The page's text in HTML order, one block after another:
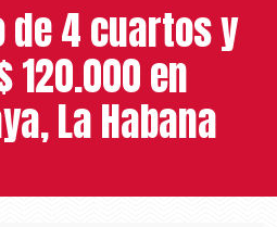
4 cuartos y
120.000 en
La Habana